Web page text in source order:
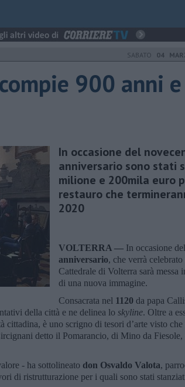
SABATO 04
900 anni
In occasione del
anniversario sono stati
milione e 200mila euro
restauro che
2020
VOLTERRA — In occasione del
anniversario, che verrà celebrato
Cattedrale di Volterra sarà messa
di una nuova immagine.
Consacrata nel 1120 da papa
della città e ne delinea lo skyline. Oltre a
cittadina, è uno scrigno di tesori d’arte visto
detto il Pomarancio, di Mino da Fiesole,
- ha sottolineato don Osvaldo Valota,
di ristrutturazione per i quali sono stati